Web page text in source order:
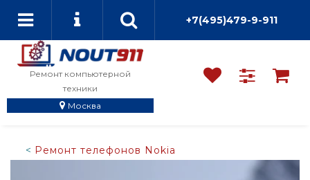
+7(495)479-9-911
Ремонт компьютерной
техники
Москва
Ремонт телефонов Nokia